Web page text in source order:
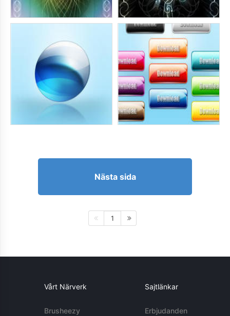
Nästa sida
1
Vårt Närverk
Brusheezy
Sajtlänkar
Erbjudanden